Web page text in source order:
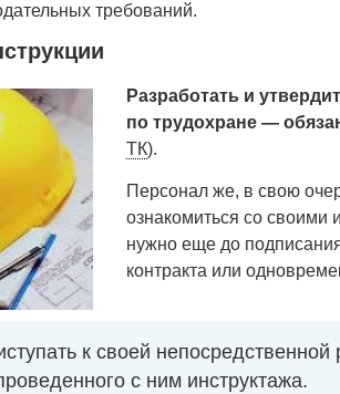
требований.
Разработать и
по трудохране —
ТК).
Персонал же, в свою
ознакомиться со своими
нужно еще до
контракта или
к своей непосредственной
с ним инструктажа.